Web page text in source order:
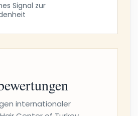
Signal zur
internationaler